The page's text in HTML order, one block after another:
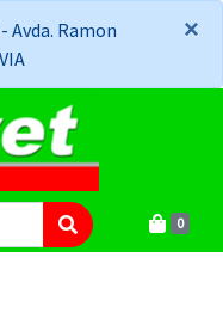
Avda. Ramon
×
×
0